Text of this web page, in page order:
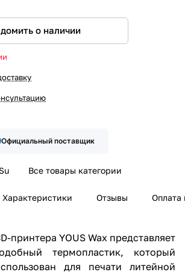
о наличии
Официальный поставщик
Все товары категории
Характеристики Отзывы Оплата
принтера YOUS Wax представляет
термопластик, который
для печати литейной